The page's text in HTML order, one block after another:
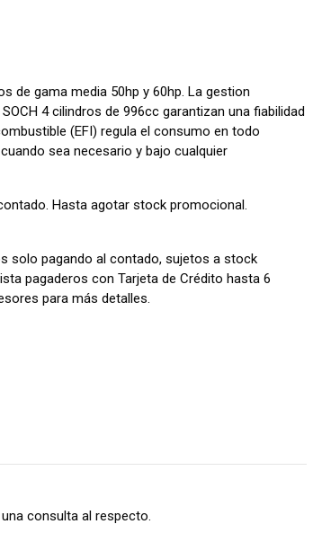
de gama media 50hp y 60hp. La gestion
4 cilindros de 996cc garantizan una fiabilidad
(EFI) regula el consumo en todo
sea necesario y bajo cualquier
Hasta agotar stock promocional.
solo pagando al contado, sujetos a stock
pagaderos con Tarjeta de Crédito hasta 6
para más detalles.
consulta al respecto.